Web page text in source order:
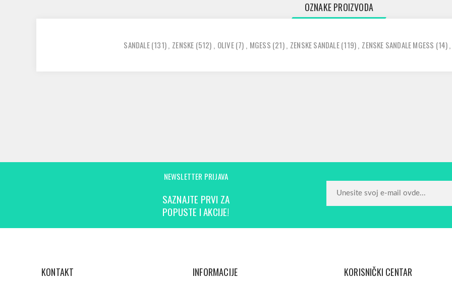
OZNAKE PROIZVODA
SANDALE(131), ZENSKE (512) , OLIVE(7) , MGESS (21), ZENSKE SANDALE(119), ZENSKE SANDALE MGESS (14),
NEWSLETTER PRIJAVA
SAZNAJTE PRVI ZA
POPUSTE I AKCIJE!
KONTAKT INFORMACIJE KORISNIČKI CENTAR